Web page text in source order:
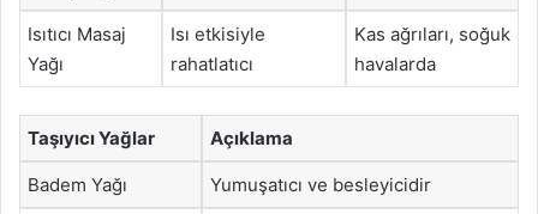
Isıtıcı Masaj
Yağı
Isı etkisiyle
rahatlatıcı
Kas ağrıları, soğuk
havalarda
Taşıyıcı Yağlar Açıklama
Badem Yağı Yumuşatıcı ve besleyicidir